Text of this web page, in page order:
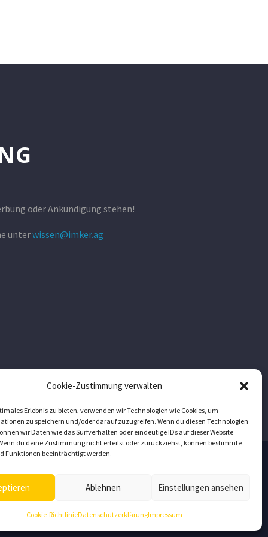
Cookie-Zustimmung verwalten
Erlebnis zu bieten, verwenden wir Technologien wie Cookies, um
zu speichern und/oder darauf zuzugreifen. Wenn du diesen Technologien
wir Daten wie das Surfverhalten oder eindeutige IDs auf dieser Website
du deine Zustimmung nicht erteilst oder zurückziehst, können bestimmte
Funktionen beeinträchtigt werden.
Ablehnen Einstellungen ansehen
Cookie-RichtlinieDatenschutzerklärungImpressum
oder Ankündigung stehen!
unterwissen@imker.ag